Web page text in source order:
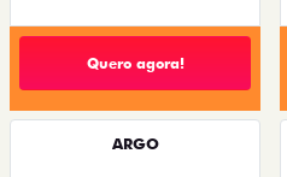
Quero agora!
ARGO